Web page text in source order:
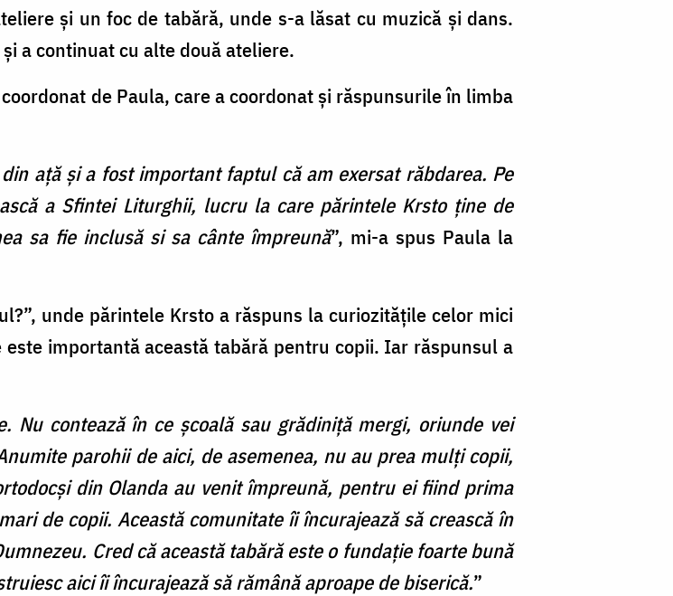
și un foc de tabără, unde s-a lăsat cu muzică și dans.
a continuat cu alte două ateliere.
de Paula, care a coordonat și răspunsurile în limba
ață și a fost important faptul că am exersat răbdarea. Pe
a Sfintei Liturghii, lucru la care părintele Krsto ține de
sa fie inclusă si sa cânte împreună”, mi-a spus Paula la
unde părintele Krsto a răspuns la curiozitățile celor mici
importantă această tabără pentru copii. Iar răspunsul a
Nu contează în ce școală sau grădiniță mergi, oriunde vei
parohii de aici, de asemenea, nu au prea mulți copii,
din Olanda au venit împreună, pentru ei fiind prima
de copii. Această comunitate îi încurajează să crească în
Cred că această tabără este o fundație foarte bună
aici îi încurajează să rămână aproape de biserică.”